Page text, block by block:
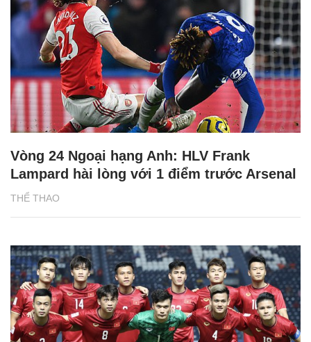
THỂ THAO
Vòng 24 Ngoại hạng Anh: HLV Frank
Lampard hài lòng với 1 điểm trước Arsenal